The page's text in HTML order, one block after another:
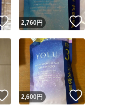
ユーザーの実績につい
一定の基準を満たしたユーザーに
Yahoo!フリマの基準をクリアした
この商品の情報をコピーし
転載は禁止されています
いいね！
2,760円 いいね！
いいね！
2,600円 いいね！